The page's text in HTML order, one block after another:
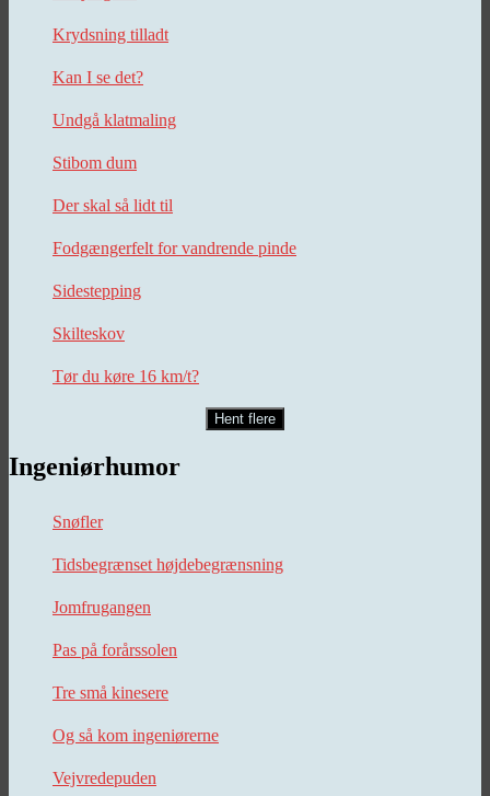
Krydsning tilladt
Kan I se det?
Undgå klatmaling
Stibom dum
Der skal så lidt til
Fodgængerfelt for vandrende pinde
Sidestepping
Skilteskov
Tør du køre 16 km/t?
Hent flere
Ingeniørhumor
Snøfler
Tidsbegrænset højdebegrænsning
Jomfrugangen
Pas på forårssolen
Tre små kinesere
Og så kom ingeniørerne
Vejvredepuden